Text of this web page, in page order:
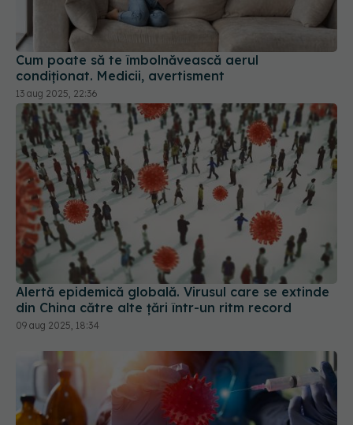
Cum poate să te îmbolnăvească aerul
condiționat. Medicii, avertisment
13 aug 2025, 22:36
Alertă epidemică globală. Virusul care se extinde
din China către alte țări într-un ritm record
09 aug 2025, 18:34